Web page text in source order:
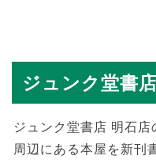
ジュンク堂書
ジュンク堂書店 明石店
周辺にある本屋を新刊